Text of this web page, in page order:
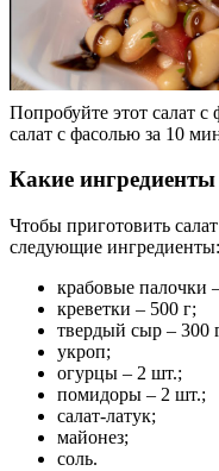
Попробуйте этот салат
салат с фасолью за 10
Какие ингредиенты
Чтобы приготовить
следующие ингредиенты:
крабовые палочки
креветки – 500 г;
твердый сыр – 300
укроп;
огурцы – 2 шт.;
помидоры – 2 шт.;
салат-латук;
майонез;
соль.